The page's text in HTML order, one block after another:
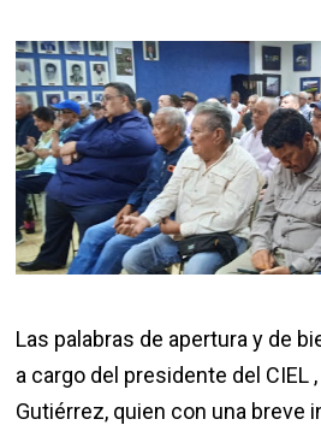
Las palabras de apertura y de
a cargo del presidente del CIEL
Gutiérrez, quien con una breve